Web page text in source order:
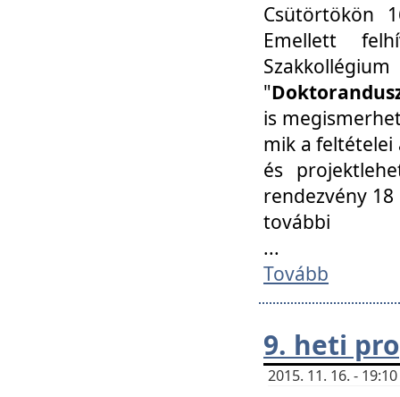
Csütörtökön
Emellett
"
is
mik a feltételei
és
rendezvény
további
...
Tovább
9. heti
2015. 11. 16. -